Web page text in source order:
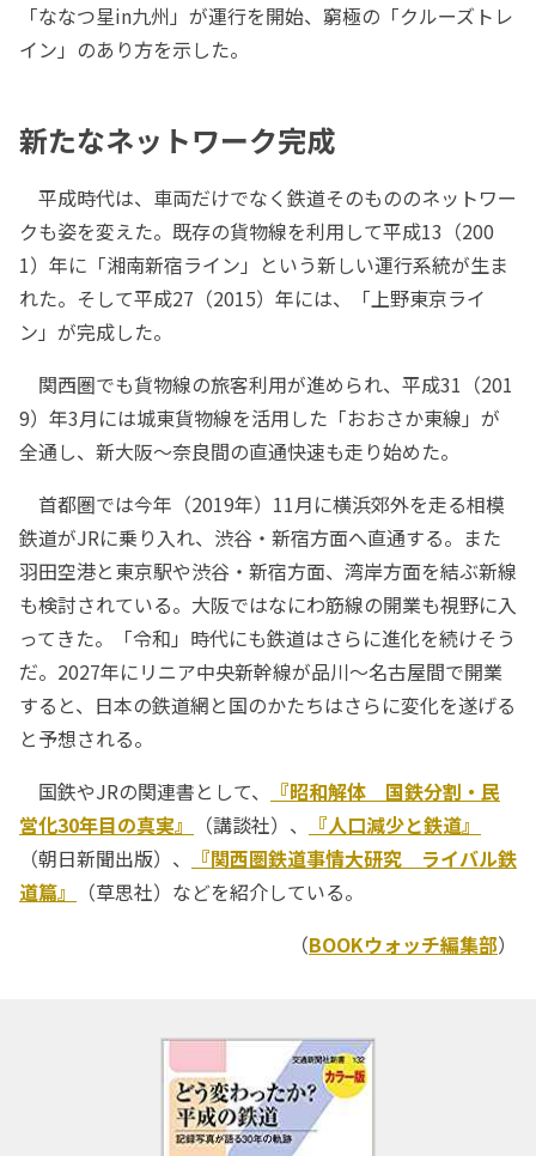
「ななつ星in九州」が運行を開始、窮極の「クルーズトレ
イン」のあり方を示した。
新たなネットワーク完成
平成時代は、車両だけでなく鉄道そのもののネットワー
クも姿を変えた。既存の貨物線を利用して平成13（200
1）年に「湘南新宿ライン」という新しい運行系統が生ま
れた。そして平成27（2015）年には、「上野東京ライ
ン」が完成した。
関西圏でも貨物線の旅客利用が進められ、平成31（201
9）年3月には城東貨物線を活用した「おおさか東線」が
全通し、新大阪～奈良間の直通快速も走り始めた。
首都圏では今年（2019年）11月に横浜郊外を走る相模
鉄道がJRに乗り入れ、渋谷・新宿方面へ直通する。また
羽田空港と東京駅や渋谷・新宿方面、湾岸方面を結ぶ新線
も検討されている。大阪ではなにわ筋線の開業も視野に入
ってきた。「令和」時代にも鉄道はさらに進化を続けそう
だ。2027年にリニア中央新幹線が品川～名古屋間で開業
すると、日本の鉄道網と国のかたちはさらに変化を遂げる
と予想される。
国鉄やJRの関連書として、
『昭和解体 国鉄分割・民
営化30年目の真実』
（講談社）、
『人口減少と鉄道』
（朝日新聞出版）、
『関西圏鉄道事情大研究 ライバル鉄
道篇』
（草思社）などを紹介している。
（BOOKウォッチ編集部）